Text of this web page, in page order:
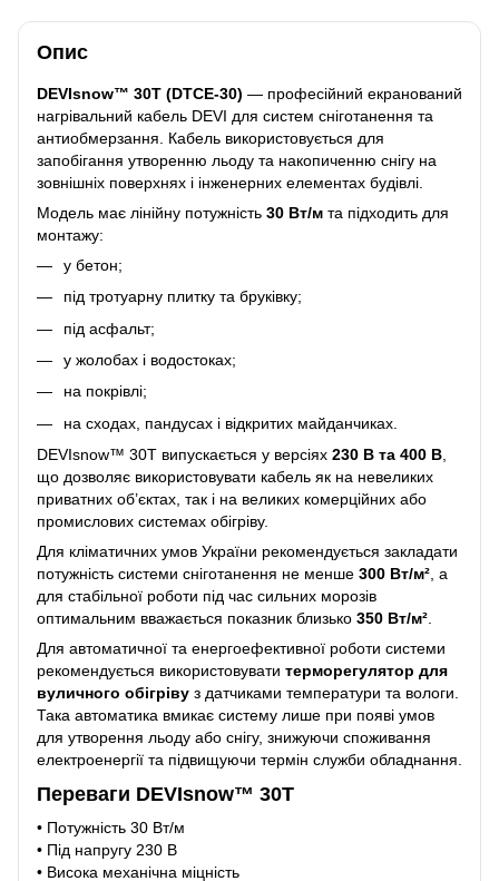
Опис
DEVIsnow™ 30T (DTCE-30) — професійний екранований
нагрівальний кабель DEVI для систем сніготанення та
антиобмерзання. Кабель використовується для
запобігання утворенню льоду та накопиченню снігу на
зовнішніх поверхнях і інженерних елементах будівлі.
Модель має лінійну потужність 30 Вт/м та підходить для
монтажу:
у бетон;
під тротуарну плитку та бруківку;
під асфальт;
у жолобах і водостоках;
на покрівлі;
на сходах, пандусах і відкритих майданчиках.
DEVIsnow™ 30T випускається у версіях 230 В та 400 В
що дозволяє використовувати кабель як на невеликих
приватних об’єктах, так і на великих комерційних або
промислових системах обігріву.
Для кліматичних умов України рекомендується закладати
потужність системи сніготанення не менше 300 Вт/м² , а
для стабільної роботи під час сильних морозів
оптимальним вважається показник близько 350 Вт/м²
Для автоматичної та енергоефективної роботи системи
рекомендується використовувати терморегулятор для
вуличного обігріву з датчиками температури та вологи.
Така автоматика вмикає систему лише при появі умов
для утворення льоду або снігу, знижуючи споживання
електроенергії та підвищуючи термін служби обладнання.
Переваги DEVIsnow™ 30T
• Потужність 30 Вт/м
• Під напругу 230 В
• Висока механічна міцність